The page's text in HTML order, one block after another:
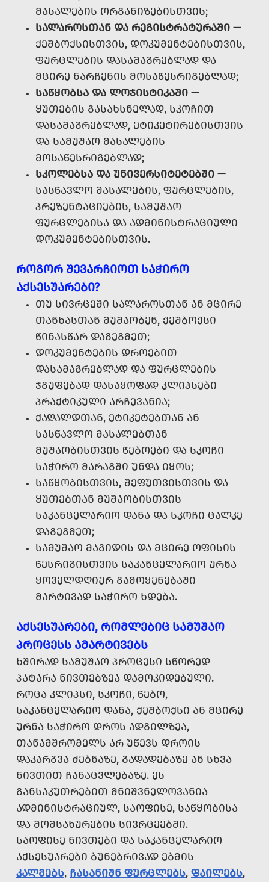
ᲛᲐᲡᲐᲚᲔᲑᲘᲡ ᲝᲠᲒᲐᲜᲘᲖᲔᲑᲘᲡᲗᲕᲘᲡ;
ᲡᲐᲚᲐᲠᲝᲡᲗᲐᲜ ᲓᲐ ᲠᲔᲒᲘᲡᲢᲠᲐᲢᲣᲠᲐᲨᲘ —
ᲥᲔᲨᲑᲝᲥᲡᲘᲡᲗᲕᲘᲡ, ᲓᲝᲙᲣᲛᲔᲜᲢᲔᲑᲘᲡᲗᲕᲘᲡ,
ᲤᲣᲠᲪᲚᲔᲑᲘᲡ ᲓᲐᲡᲐᲛᲐᲒᲠᲔᲑᲚᲐᲓ ᲓᲐ
ᲛᲪᲘᲠᲔ ᲜᲐᲠᲩᲔᲜᲘᲡ ᲛᲝᲡᲐᲬᲔᲡᲠᲘᲒᲔᲑᲚᲐᲓ;
ᲡᲐᲬᲧᲝᲑᲡᲐ ᲓᲐ ᲚᲝᲯᲘᲡᲢᲘᲙᲐᲨᲘ —
ᲧᲣᲗᲔᲑᲘᲡ ᲒᲐᲡᲐᲮᲡᲜᲔᲚᲐᲓ, ᲡᲙᲝᲩᲘᲗ
ᲓᲐᲡᲐᲛᲐᲒᲠᲔᲑᲚᲐᲓ, ᲔᲢᲘᲙᲔᲢᲘᲠᲔᲑᲘᲡᲗᲕᲘᲡ
ᲓᲐ ᲡᲐᲛᲣᲨᲐᲝ ᲛᲐᲡᲐᲚᲔᲑᲘᲡ
ᲛᲝᲡᲐᲬᲔᲡᲠᲘᲒᲔᲑᲚᲐᲓ;
ᲡᲙᲝᲚᲔᲑᲡᲐ ᲓᲐ ᲣᲜᲘᲕᲔᲠᲡᲘᲢᲔᲢᲔᲑᲨᲘ —
ᲡᲐᲡᲬᲐᲕᲚᲝ ᲛᲐᲡᲐᲚᲔᲑᲘᲡ, ᲤᲣᲠᲪᲚᲔᲑᲘᲡ,
ᲞᲠᲔᲖᲔᲜᲢᲐᲪᲘᲔᲑᲘᲡ, ᲡᲐᲛᲣᲨᲐᲝ
ᲤᲣᲠᲪᲚᲔᲑᲘᲡᲐ ᲓᲐ ᲐᲓᲛᲘᲜᲘᲡᲢᲠᲐᲪᲘᲣᲚᲘ
ᲓᲝᲙᲣᲛᲔᲜᲢᲔᲑᲘᲡᲗᲕᲘᲡ.
ᲠᲝᲒᲝᲠ ᲨᲔᲕᲐᲠᲩᲘᲝᲗ ᲡᲐᲭᲘᲠᲝ
ᲐᲥᲡᲔᲡᲣᲐᲠᲔᲑᲘ?
ᲗᲣ ᲡᲘᲕᲠᲪᲔᲨᲘ ᲡᲐᲚᲐᲠᲝᲡᲗᲐᲜ ᲐᲜ ᲛᲪᲘᲠᲔ
ᲗᲐᲜᲮᲐᲡᲗᲐᲜ ᲛᲣᲨᲐᲝᲑᲔᲜ, ᲥᲔᲨᲑᲝᲥᲡᲘ
ᲬᲘᲜᲐᲡᲬᲐᲠ ᲓᲐᲒᲔᲒᲛᲔᲗ;
ᲓᲝᲙᲣᲛᲔᲜᲢᲔᲑᲘᲡ ᲓᲠᲝᲔᲑᲘᲗ
ᲓᲐᲡᲐᲛᲐᲒᲠᲔᲑᲚᲐᲓ ᲓᲐ ᲤᲣᲠᲪᲚᲔᲑᲘᲡ
ᲯᲒᲣᲤᲔᲑᲐᲓ ᲓᲐᲡᲐᲧᲝᲤᲐᲓ ᲙᲚᲘᲞᲡᲔᲑᲘ
ᲞᲠᲐᲥᲢᲘᲙᲣᲚᲘ ᲐᲠᲩᲔᲕᲐᲜᲘᲐ;
ᲥᲐᲦᲐᲚᲓᲗᲐᲜ, ᲔᲢᲘᲙᲔᲢᲔᲑᲗᲐᲜ ᲐᲜ
ᲡᲐᲡᲬᲐᲕᲚᲝ ᲛᲐᲡᲐᲚᲔᲑᲗᲐᲜ
ᲛᲣᲨᲐᲝᲑᲘᲡᲗᲕᲘᲡ ᲬᲔᲑᲝᲔᲑᲘ ᲓᲐ ᲡᲙᲝᲩᲘ
ᲡᲐᲭᲘᲠᲝ ᲛᲐᲠᲐᲒᲨᲘ ᲣᲜᲓᲐ ᲘᲧᲝᲡ;
ᲡᲐᲬᲧᲝᲑᲘᲡᲗᲕᲘᲡ, ᲨᲔᲤᲣᲗᲕᲘᲡᲗᲕᲘᲡ ᲓᲐ
ᲧᲣᲗᲔᲑᲗᲐᲜ ᲛᲣᲨᲐᲝᲑᲘᲡᲗᲕᲘᲡ
ᲡᲐᲙᲐᲜᲪᲔᲚᲐᲠᲘᲝ ᲓᲐᲜᲐ ᲓᲐ ᲡᲙᲝᲩᲘ ᲪᲐᲚᲙᲔ
ᲓᲐᲒᲔᲒᲛᲔᲗ;
ᲡᲐᲛᲣᲨᲐᲝ ᲛᲐᲒᲘᲓᲘᲡ ᲓᲐ ᲛᲪᲘᲠᲔ ᲝᲤᲘᲡᲘᲡ
ᲬᲔᲡᲠᲘᲒᲘᲡᲗᲕᲘᲡ ᲡᲐᲙᲐᲜᲪᲔᲚᲐᲠᲘᲝ ᲣᲠᲜᲐ
ᲧᲝᲕᲔᲚᲓᲦᲘᲣᲠ ᲒᲐᲛᲝᲧᲔᲜᲔᲑᲐᲨᲘ
ᲛᲐᲠᲢᲘᲕᲐᲓ ᲡᲐᲭᲘᲠᲝ ᲮᲓᲔᲑᲐ.
ᲐᲥᲡᲔᲡᲣᲐᲠᲔᲑᲘ, ᲠᲝᲛᲚᲔᲑᲘᲪ ᲡᲐᲛᲣᲨᲐᲝ
ᲞᲠᲝᲪᲔᲡᲡ ᲐᲛᲐᲠᲢᲘᲕᲔᲑᲡ
ᲮᲨᲘᲠᲐᲓ ᲡᲐᲛᲣᲨᲐᲝ ᲞᲠᲝᲪᲔᲡᲘ ᲡᲬᲝᲠᲔᲓ
ᲞᲐᲢᲐᲠᲐ ᲜᲘᲕᲗᲔᲑᲖᲔᲐ ᲓᲐᲛᲝᲙᲘᲓᲔᲑᲣᲚᲘ.
ᲠᲝᲪᲐ ᲙᲚᲘᲞᲡᲘ, ᲡᲙᲝᲩᲘ, ᲬᲔᲑᲝ,
ᲡᲐᲙᲐᲜᲪᲔᲚᲐᲠᲘᲝ ᲓᲐᲜᲐ, ᲥᲔᲨᲑᲝᲥᲡᲘ ᲐᲜ ᲛᲪᲘᲠᲔ
ᲣᲠᲜᲐ ᲡᲐᲭᲘᲠᲝ ᲓᲠᲝᲡ ᲐᲓᲒᲘᲚᲖᲔᲐ,
ᲗᲐᲜᲐᲛᲨᲠᲝᲛᲔᲚᲡ ᲐᲠ ᲣᲬᲔᲕᲡ ᲓᲠᲝᲘᲡ
ᲓᲐᲙᲐᲠᲒᲕᲐ ᲫᲔᲑᲜᲐᲖᲔ, ᲒᲐᲓᲐᲓᲔᲑᲐᲖᲔ ᲐᲜ ᲡᲮᲕᲐ
ᲜᲘᲕᲗᲘᲗ ᲩᲐᲜᲐᲪᲕᲚᲔᲑᲐᲖᲔ. ᲔᲡ
ᲒᲐᲜᲡᲐᲙᲣᲗᲠᲔᲑᲘᲗ ᲛᲜᲘᲨᲕᲜᲔᲚᲝᲕᲐᲜᲘᲐ
ᲐᲓᲛᲘᲜᲘᲡᲢᲠᲐᲪᲘᲣᲚ, ᲡᲐᲝᲤᲘᲡᲔ, ᲡᲐᲬᲧᲝᲑᲘᲡᲐ
ᲓᲐ ᲛᲝᲛᲡᲐᲮᲣᲠᲔᲑᲘᲡ ᲡᲘᲕᲠᲪᲔᲔᲑᲨᲘ.
ᲡᲐᲝᲤᲘᲡᲔ ᲜᲘᲕᲗᲔᲑᲘ ᲓᲐ ᲡᲐᲙᲐᲜᲪᲔᲚᲐᲠᲘᲝ
ᲐᲥᲡᲔᲡᲣᲐᲠᲔᲑᲘ ᲑᲣᲜᲔᲑᲠᲘᲕᲐᲓ ᲔᲑᲛᲘᲡ
ᲙᲐᲚᲛᲔᲑᲡ, ᲩᲐᲡᲐᲜᲘᲨᲜ ᲤᲣᲠᲪᲚᲔᲑᲡ, ᲤᲐᲘᲚᲔᲑᲡ,